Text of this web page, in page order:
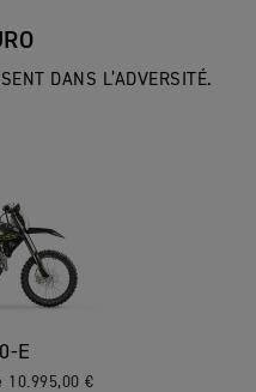
DANS L’ADVERSITÉ.
E
10.995,00 €